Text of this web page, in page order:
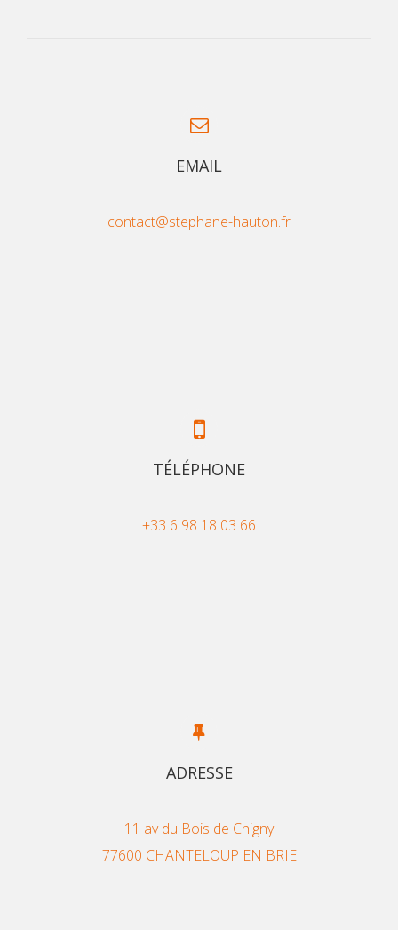
EMAIL
contact@stephane-hauton.fr
TÉLÉPHONE
+33 6 98 18 03 66
ADRESSE
11 av du Bois de Chigny
77600 CHANTELOUP EN BRIE